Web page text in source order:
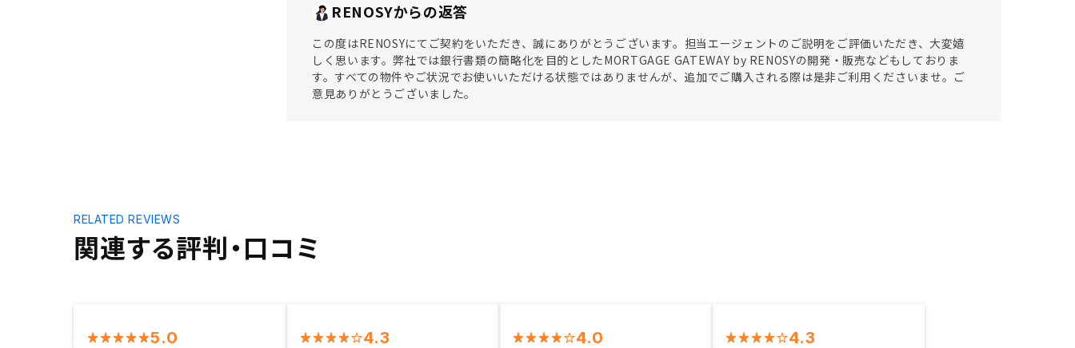
RENOSYからの返答
この度はRENOSYにてご契約をいただき、誠にありがとうございます。担当エージェントのご説明をご評価いただき、大変嬉
しく思います。弊社では銀行書類の簡略化を目的としたMORTGAGE GATEWAY by RENOSYの開発・販売などもしておりま
す。すべての物件やご状況でお使いいただける状態ではありませんが、追加でご購入される際は是非ご利用くださいませ。ご
意見ありがとうございました。
関連する評判・口コミ
RELATED REVIEWS
5.0 4.3 4.0 4.3